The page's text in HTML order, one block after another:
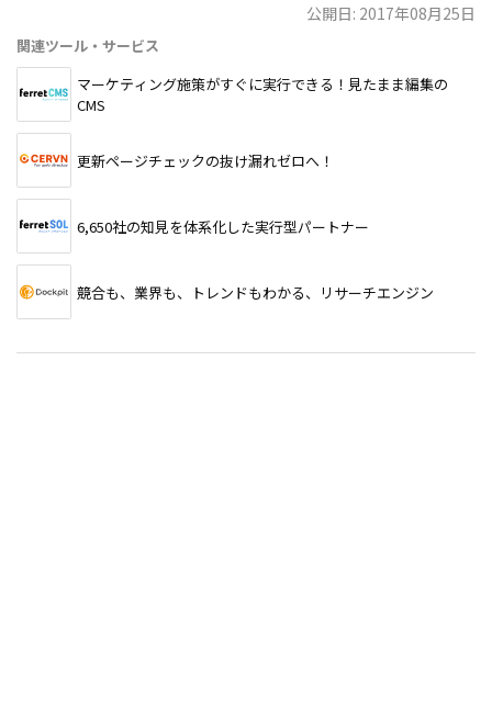
公開日: 2017年08月25日
関連ツール・サービス
マーケティング施策がすぐに実行できる！見たまま編集の
CMS
更新ページチェックの抜け漏れゼロへ！
6,650社の知見を体系化した実行型パートナー
競合も、業界も、トレンドもわかる、リサーチエンジン